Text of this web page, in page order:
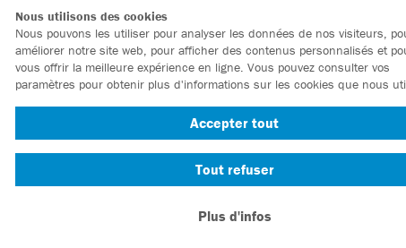
Nous utilisons des cookies
Nous pouvons les utiliser pour analyser les données de nos visiteurs,
améliorer notre site web, pour afficher des contenus personnalisés et
vous offrir la meilleure expérience en ligne. Vous pouvez consulter vos
paramètres pour obtenir plus d'informations sur les cookies que nous
Accepter tout
Tout refuser
Plus d'infos